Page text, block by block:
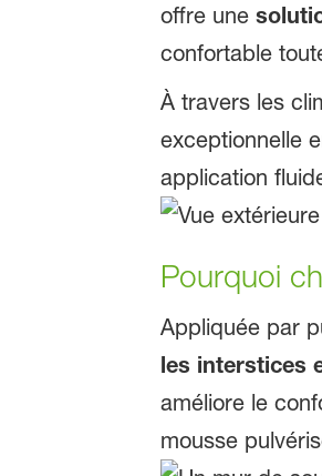
offre une
confortable
À travers les
exceptionnelle
application
Pourquoi
Appliquée par
les interstices
améliore le
mousse